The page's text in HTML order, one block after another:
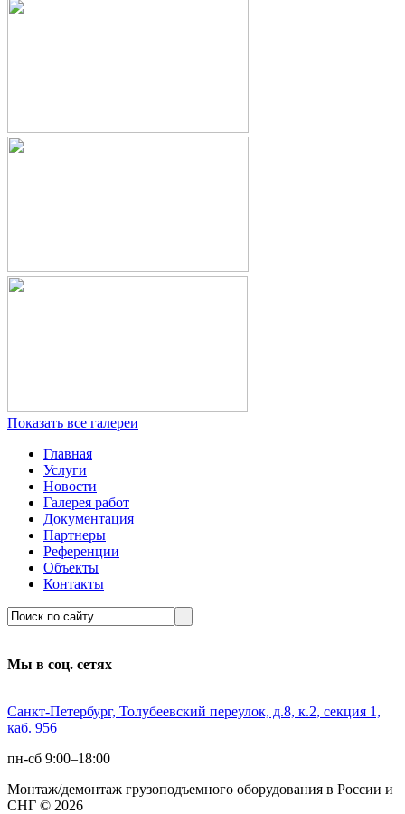
Показать все галереи
Главная
Услуги
Новости
Галерея работ
Документация
Партнеры
Референции
Объекты
Контакты
Мы в соц. сетях
Санкт-Петербург, Толубеевский переулок, д.8, к.2, секция 1,
каб. 956
пн-сб 9:00–18:00
Монтаж/демонтаж грузоподъемного оборудования в России и
СНГ © 2026